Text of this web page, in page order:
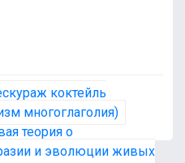
коктейль
многоглаголия)
теория о
и эволюции живых